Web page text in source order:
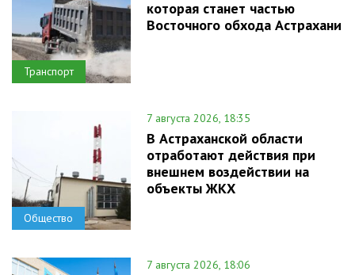
Транспорт
которая станет частью
Восточного обхода Астрахани
Общество
7 августа 2026, 18:35
В Астраханской области
отработают действия при
внешнем воздействии на
объекты ЖКХ
7 августа 2026, 18:06